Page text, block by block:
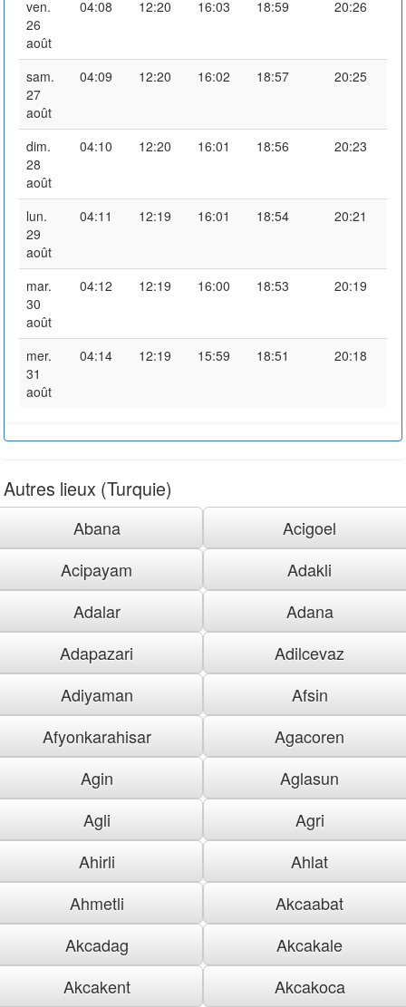
ven.
26
août
04:08 12:20 16:03 18:59 20:26
sam.
27
août
04:09 12:20 16:02 18:57 20:25
dim.
28
août
04:10 12:20 16:01 18:56 20:23
lun.
29
août
04:11 12:19 16:01 18:54 20:21
mar.
30
août
04:12 12:19 16:00 18:53 20:19
mer.
31
août
04:14 12:19 15:59 18:51 20:18
Autres lieux (Turquie)
Abana
Acigoel
Acipayam
Adakli
Adalar
Adana
Adapazari
Adilcevaz
Adiyaman
Afsin
Afyonkarahisar
Agacoren
Agin
Aglasun
Agli
Agri
Ahirli
Ahlat
Ahmetli
Akcaabat
Akcadag
Akcakale
Akcakent
Akcakoca